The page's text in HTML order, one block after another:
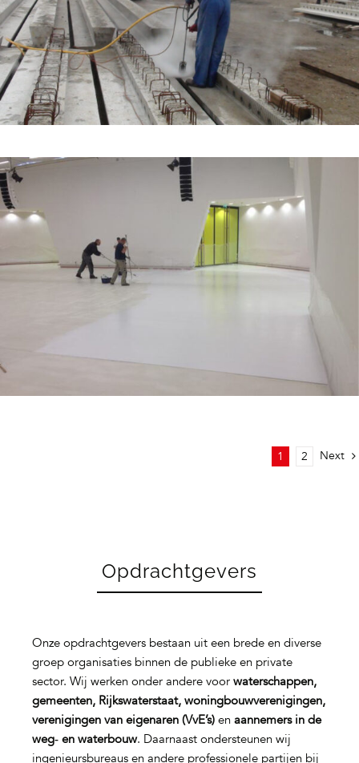
1 2 Next
Opdrachtgevers
Onze opdrachtgevers bestaan uit een brede en diverse
groep organisaties binnen de publieke en private
sector. Wij werken onder andere voor waterschappen,
gemeenten, Rijkswaterstaat, woningbouwverenigingen,
verenigingen van eigenaren (VvE’s)en aannemers in de
weg‑ en waterbouw. Daarnaast ondersteunen wij
ingenieursbureaus en andere professionele partijen bij